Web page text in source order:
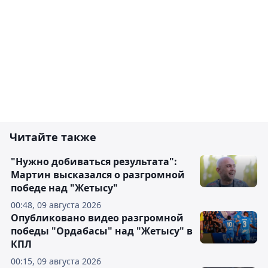
Читайте также
00:48, 09 августа 2026
"Нужно добиваться результата":
Мартин высказался о разгромной
победе над "Жетысу"
00:15, 09 августа 2026
Опубликовано видео разгромной
победы "Ордабасы" над "Жетысу" в
КПЛ